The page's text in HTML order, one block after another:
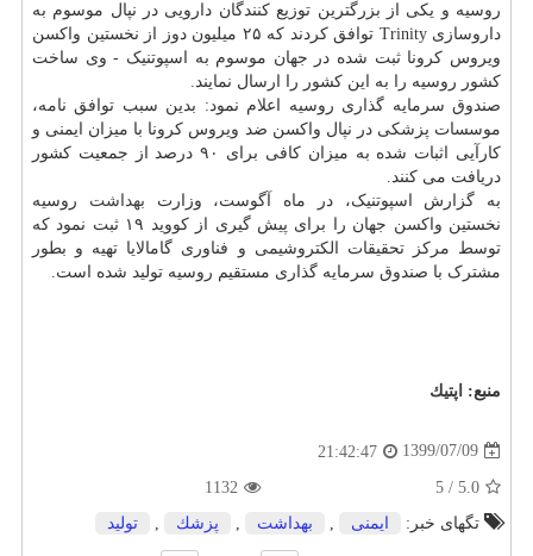
روسیه و یکی از بزرگترین توزیع کنندگان دارویی در نپال موسوم به
داروسازی Trinity توافق کردند که ۲۵ میلیون دوز از نخستین واکسن
ویروس کرونا ثبت شده در جهان موسوم به اسپوتنیک - وی ساخت
کشور روسیه را به این کشور را ارسال نمایند.
صندوق سرمایه گذاری روسیه اعلام نمود: بدین سبب توافق نامه،
موسسات پزشکی در نپال واکسن ضد ویروس کرونا با میزان ایمنی و
کارآیی اثبات شده به میزان کافی برای ۹۰ درصد از جمعیت کشور
دریافت می کنند.
به گزارش اسپوتنیک، در ماه آگوست، وزارت بهداشت روسیه
نخستین واکسن جهان را برای پیش گیری از کووید ۱۹ ثبت نمود که
توسط مرکز تحقیقات الکتروشیمی و فناوری گامالایا تهیه و بطور
مشترک با صندوق سرمایه گذاری مستقیم روسیه تولید شده است.
منبع: اپتیك
1399/07/09
21:42:47
5.0
/
5
1132
تگهای خبر:
ایمنی بهداشت پزشك تولید